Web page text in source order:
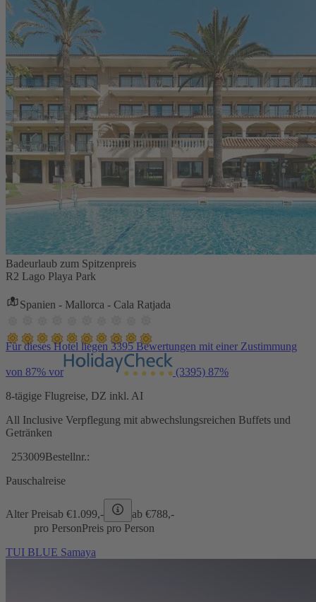
Badeurlaub zum Spitzenpreis
R2 Lago Playa Park
Spanien - Mallorca - Cala Ratjada
Für dieses Hotel liegen 3395 Bewertungen mit einer Zustimmung
von 87% vor (3395) 87%
8-tägige Flugreise, DZ inkl. AI
All Inclusive Verpflegung mit abwechslungsreichen Buffets und
Getränken
253009Bestellnr.:
Pauschalreise
Alter Preisab €1.099,- ab €788,-
pro PersonPreis pro Person
TUI BLUE Samaya